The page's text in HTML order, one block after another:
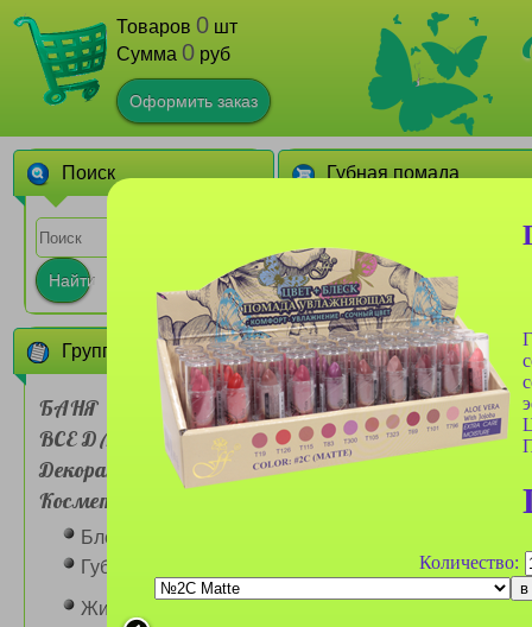
Количество:
Товаров 0 шт
Сумма 0 руб
Оформить заказ
Поиск
Найти
Группы товаров
БАНЯ
ВСЕ ДЛЯ ДОМА
Декоративная
Косметика
Блеск для губ
Губная помада
Жидкость для
Губная помада
Губная помада Farres
№5302 Richcolor (сборка